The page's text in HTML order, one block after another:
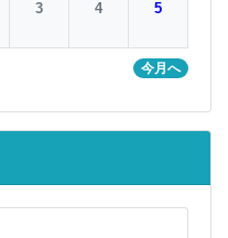
3 4 5
今月へ